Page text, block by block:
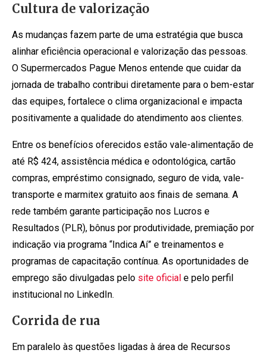
Cultura de valorização
As mudanças fazem parte de uma estratégia que busca
alinhar eficiência operacional e valorização das pessoas.
O Supermercados Pague Menos entende que cuidar da
jornada de trabalho contribui diretamente para o bem-estar
das equipes, fortalece o clima organizacional e impacta
positivamente a qualidade do atendimento aos clientes.
Entre os benefícios oferecidos estão vale-alimentação de
até R$ 424, assistência médica e odontológica, cartão
compras, empréstimo consignado, seguro de vida, vale-
transporte e marmitex gratuito aos finais de semana. A
rede também garante participação nos Lucros e
Resultados (PLR), bônus por produtividade, premiação por
indicação via programa “Indica Aí” e treinamentos e
programas de capacitação contínua. As oportunidades de
emprego são divulgadas pelo site oficial e pelo perfil
institucional no LinkedIn.
Corrida de rua
Em paralelo às questões ligadas à área de Recursos